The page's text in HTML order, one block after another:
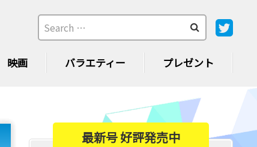
映画 バラエティー プレゼント
最新号 好評発売中